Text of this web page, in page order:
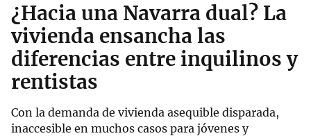
¿Hacia una Navarra dual? La
vivienda ensancha las
diferencias entre inquilinos y
rentistas
Con la demanda de vivienda asequible disparada,
inaccesible en muchos casos para jóvenes y